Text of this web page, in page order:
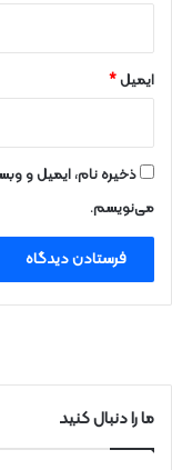
ایمیل*
ذخیره نام، ایمیل و
می‌نویسم.
ما را دنبال کنید